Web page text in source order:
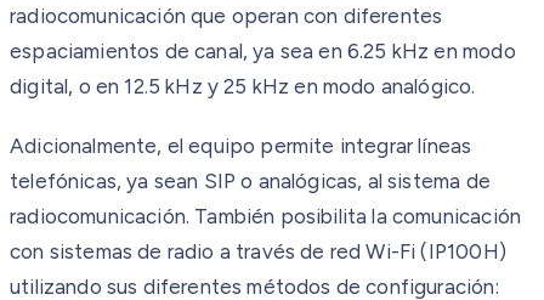
radiocomunicación que operan con diferentes
espaciamientos de canal, ya sea en 6.25 kHz en modo
digital, o en 12.5 kHz y 25 kHz en modo analógico.
Adicionalmente, el equipo permite integrar líneas
telefónicas, ya sean SIP o analógicas, al sistema de
radiocomunicación. También posibilita la comunicación
con sistemas de radio a través de red Wi-Fi (IP100H)
utilizando sus diferentes métodos de configuración: